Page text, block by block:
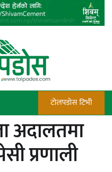
टोलपडोस टिभी
तेर्सिँदा पनि प्रयोग गर्न
गोली चलाउने अधिकार
अदालतमा
प्रणाली